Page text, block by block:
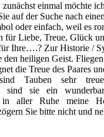
zunächst einmal möchte
auf der Suche nach
oder einfach, weil es
für Liebe, Treue, Glück
Ihre….? Zur Historie /
den heiligen Geist.
die Treue des Paares
sind Tauben sehr
sind sie ein
in aller Ruhe meine
Sie bitte nicht und